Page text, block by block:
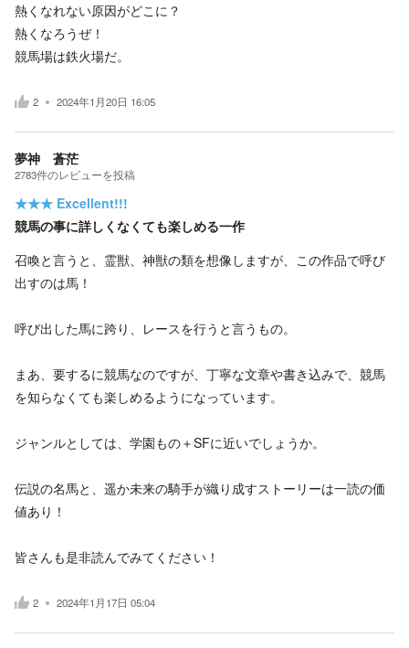
熱くなれない原因がどこに？
熱くなろうぜ！
競馬場は鉄火場だ。
2 2024年1月20日 16:05
夢神 蒼茫
2783件のレビューを投稿
★★★ Excellent!!!
競馬の事に詳しくなくても楽しめる一作
召喚と言うと、霊獣、神獣の類を想像しますが、この作品で呼び
出すのは馬！
呼び出した馬に跨り、レースを行うと言うもの。
まあ、要するに競馬なのですが、丁寧な文章や書き込みで、競馬
を知らなくても楽しめるようになっています。
ジャンルとしては、学園もの＋SFに近いでしょうか。
伝説の名馬と、遥か未来の騎手が織り成すストーリーは一読の価
値あり！
皆さんも是非読んでみてください！
2 2024年1月17日 05:04